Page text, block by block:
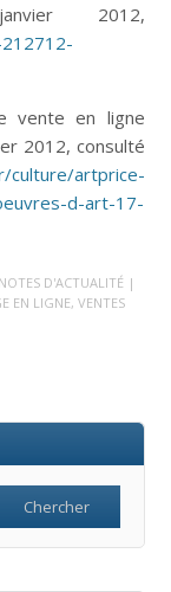
2012,
vente en ligne
2012, consulté
culture/artprice-
d-art-17-
NOTES D'ACTUALITÉ |
EN LIGNE, VENTES